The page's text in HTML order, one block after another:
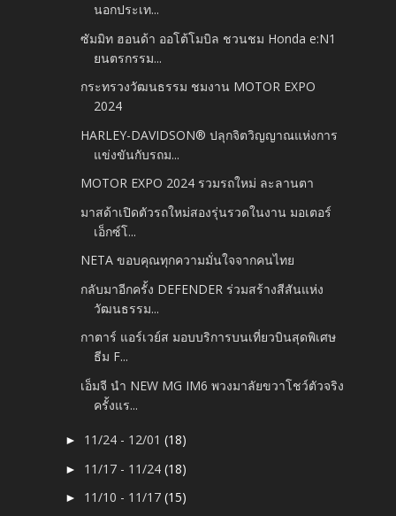
นอกประเท...
ซัมมิท ฮอนด้า ออโต้โมบิล ชวนชม Honda e:N1
ยนตรกรรม...
กระทรวงวัฒนธรรม ชมงาน MOTOR EXPO
2024
HARLEY-DAVIDSON® ปลุกจิตวิญญาณแห่งการ
แข่งขันกับรถม...
MOTOR EXPO 2024 รวมรถใหม่ ละลานตา
มาสด้าเปิดตัวรถใหม่สองรุ่นรวดในงาน มอเตอร์
เอ็กซ์โ...
NETA ขอบคุณทุกความมั่นใจจากคนไทย
กลับมาอีกครั้ง DEFENDER ร่วมสร้างสีสันแห่ง
วัฒนธรรม...
กาตาร์ แอร์เวย์ส มอบบริการบนเที่ยวบินสุดพิเศษ
ธีม F...
เอ็มจี นำ NEW MG IM6 พวงมาลัยขวาโชว์ตัวจริง
ครั้งแร...
► 11/24 - 12/01(18)
► 11/17 - 11/24(18)
► 11/10 - 11/17(15)